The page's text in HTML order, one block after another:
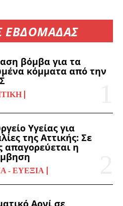
ΕΒΔΟΜΑΔΑΣ
βόμβα για τα
κόμματα από την
Υγείας για
της Αττικής: Σε
απαγορεύεται η
- ΕΥΕΞΊΑ
Αρνί σε